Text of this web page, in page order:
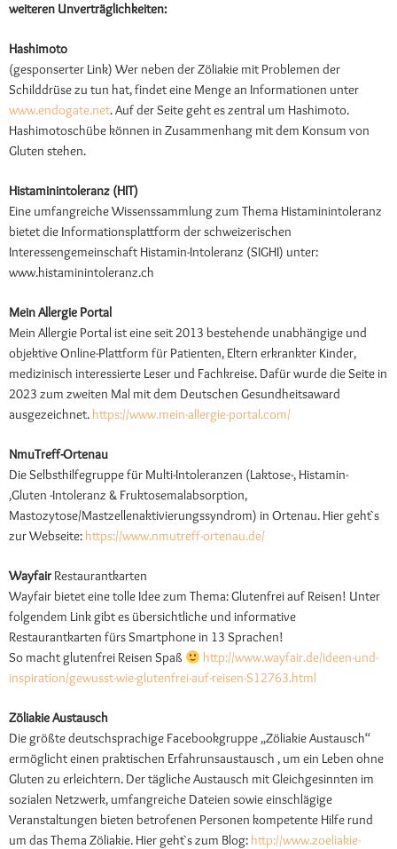
weiteren Unverträglichkeiten:
Hashimoto
(gesponserter Link) Wer neben der Zöliakie mit Problemen der
Schilddrüse zu tun hat, findet eine Menge an Informationen unter
www.endogate.net. Auf der Seite geht es zentral um Hashimoto.
Hashimotoschübe können in Zusammenhang mit dem Konsum von
Gluten stehen.
Histaminintoleranz (HIT)
Eine umfangreiche Wissenssammlung zum Thema Histaminintoleranz
bietet die Informationsplattform der schweizerischen
Interessengemeinschaft Histamin-Intoleranz (SIGHI) unter:
www.histaminintoleranz.ch
Mein Allergie Portal
Mein Allergie Portal ist eine seit 2013 bestehende unabhängige und
objektive Online-Plattform für Patienten, Eltern erkrankter Kinder,
medizinisch interessierte Leser und Fachkreise. Dafür wurde die Seite in
2023 zum zweiten Mal mit dem Deutschen Gesundheitsaward
ausgezeichnet. https://www.mein-allergie-portal.com/
NmuTreff-Ortenau
Die Selbsthilfegruppe für Multi-Intoleranzen (Laktose-, Histamin-
,Gluten -Intoleranz & Fruktosemalabsorption,
Mastozytose/Mastzellenaktivierungssyndrom) in Ortenau. Hier geht`s
zur Webseite: https://www.nmutreff-ortenau.de/
Wayfair Restaurantkarten
Wayfair bietet eine tolle Idee zum Thema: Glutenfrei auf Reisen! Unter
folgendem Link gibt es übersichtliche und informative
Restaurantkarten fürs Smartphone in 13 Sprachen!
So macht glutenfrei Reisen Spaß
http://www.wayfair.de/ideen-und-
inspiration/gewusst-wie-glutenfrei-auf-reisen-S12763.html
Zöliakie Austausch
Die größte deutschsprachige Facebookgruppe „Zöliakie Austausch“
ermöglicht einen praktischen Erfahrunsaustausch , um ein Leben ohne
Gluten zu erleichtern. Der tägliche Austausch mit Gleichgesinnten im
sozialen Netzwerk, umfangreiche Dateien sowie einschlägige
Veranstaltungen bieten betrofenen Personen kompetente Hilfe rund
um das Thema Zöliakie. Hier geht`s zum Blog: http://www.zoeliakie-